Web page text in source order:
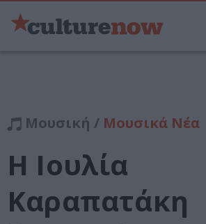
Μουσική / Μουσικά Νέα
Η Ιουλία
Καραπατάκη